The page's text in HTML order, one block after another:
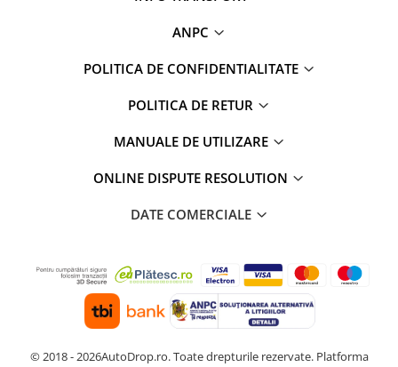
ANPC
POLITICA DE CONFIDENTIALITATE
POLITICA DE RETUR
MANUALE DE UTILIZARE
ONLINE DISPUTE RESOLUTION
DATE COMERCIALE
© 2018 - 2026AutoDrop.ro. Toate drepturile rezervate. Platforma